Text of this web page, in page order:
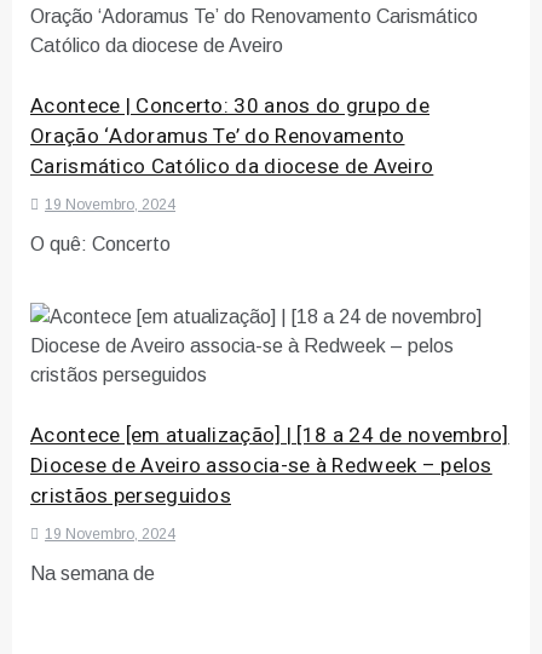
Acontece | Concerto: 30 anos do grupo de
Oração ‘Adoramus Te’ do Renovamento
Carismático Católico da diocese de Aveiro
19 Novembro, 2024
O quê: Concerto
Acontece [em atualização] | [18 a 24 de novembro]
Diocese de Aveiro associa-se à Redweek – pelos
cristãos perseguidos
19 Novembro, 2024
Na semana de